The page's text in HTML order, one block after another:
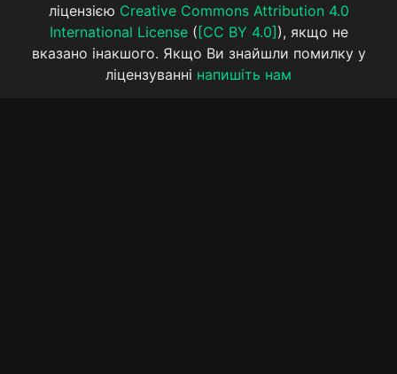
ліцензією Creative Commons Attribution 4.0
International License( [CC BY 4.0] ), якщо не
вказано інакшого. Якщо Ви знайшли помилку у
ліцензуванні напишіть нам